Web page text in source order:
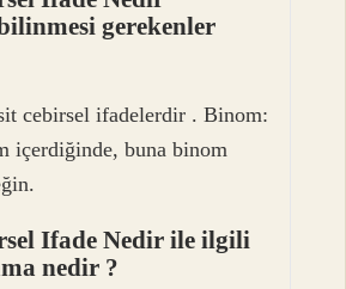
gerekenler
cebirsel ifadelerdir . Binom:
içerdiğinde, buna binom
Ifade Nedir ile ilgili
nedir ?